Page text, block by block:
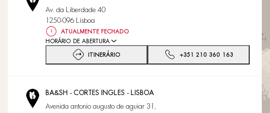
Av. da Liberdade 40
1250-096 Lisboa
ATUALMENTE FECHADO
HORÁRIO DE ABERTURA
ITINERÁRIO +351 210 360 163
BA&SH - CORTES INGLES - LISBOA
Avenida antonio augusto de aguiar 31,